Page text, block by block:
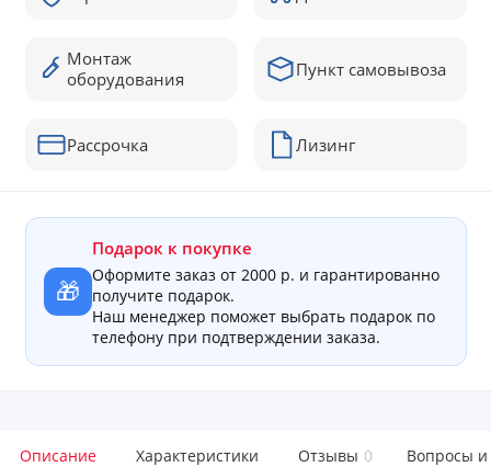
Монтаж
оборудования
Пункт самовывоза
Рассрочка Лизинг
🎁
Подарок к покупке
Оформите заказ от 2000 р. и гарантированно
получите подарок.
Наш менеджер поможет выбрать подарок по
телефону при подтверждении заказа.
Описание Характеристики Отзывы 0 Вопросы и